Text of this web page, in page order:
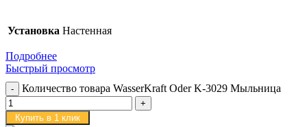
Установка Настенная
Подробнее
Быстрый просмотр
Количество товара WasserKraft Oder K-3029 Мыльница
Купить в 1 клик